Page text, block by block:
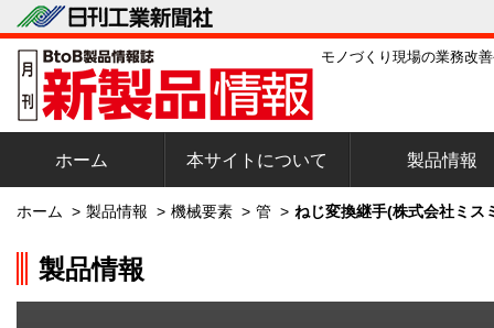
モノづくり現場の業務改
ホーム 本サイトについて 製品情報
ホーム > 製品情報 > 機械要素 > 管 > ねじ変換継手(株式会社ミス
製品情報